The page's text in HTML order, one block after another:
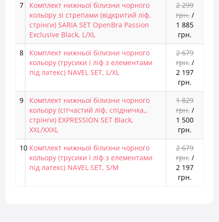
7
Комплект нижньої білизни чорного
кольору зі стрепами (відкритий ліф,
стрінги) SARIA SET OpenBra Passion
Exclusive Black, L/XL
2 299
грн./
1 885
грн.
8
Комплект нижньої білизни чорного
кольору (трусики і ліф з елементами
під латекс) NAVEL SET, L/XL
2 679
грн./
2 197
грн.
9
Комплект нижньої білизни чорного
кольору (сітчастий ліф, спідничка,,
стрінги) EXPRESSION SET Black,
XXL/XXXL
1 829
грн./
1 500
грн.
10 Комплект нижньої білизни чорного
кольору (трусики і ліф з елементами
під латекс) NAVEL SET, S/M
2 679
грн./
2 197
грн.